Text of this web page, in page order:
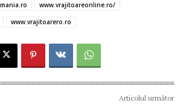
www.vrajitoareonline.ro/
www.vrajitoarero.ro
Articolul următor